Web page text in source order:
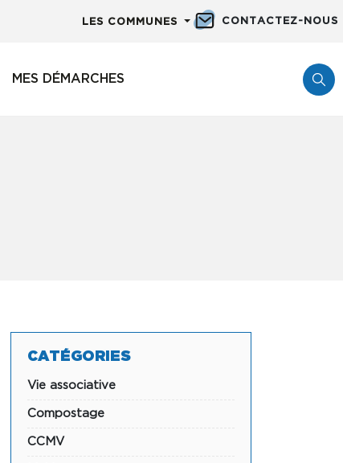
LES COMMUNES CONTACTEZ-NOUS
MES DÉMARCHES
CATÉGORIES
Vie associative
Compostage
CCMV